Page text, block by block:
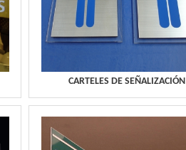
CARTELES DE SEÑALIZACIÓN